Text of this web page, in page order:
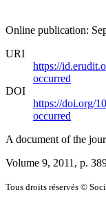
Online publication:
URI
https://
occurred
DOI
https://doi.org/
occurred
A document of the
Volume 9, 2011 , p.
Tous droits réservés ©